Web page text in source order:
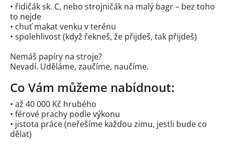
• řidičák sk. C, nebo strojničák na malý bagr – bez toho
to nejde
• chuť makat venku v terénu
• spolehlivost (když řekneš, že přijdeš, tak přijdeš)
Nemáš papíry na stroje?
Nevadí. Uděláme, zaučíme, naučíme.
Co Vám můžeme nabídnout:
• až 40 000 Kč hrubého
• férové prachy podle výkonu
• jistota práce (neřešíme každou zimu, jestli bude co
dělat)